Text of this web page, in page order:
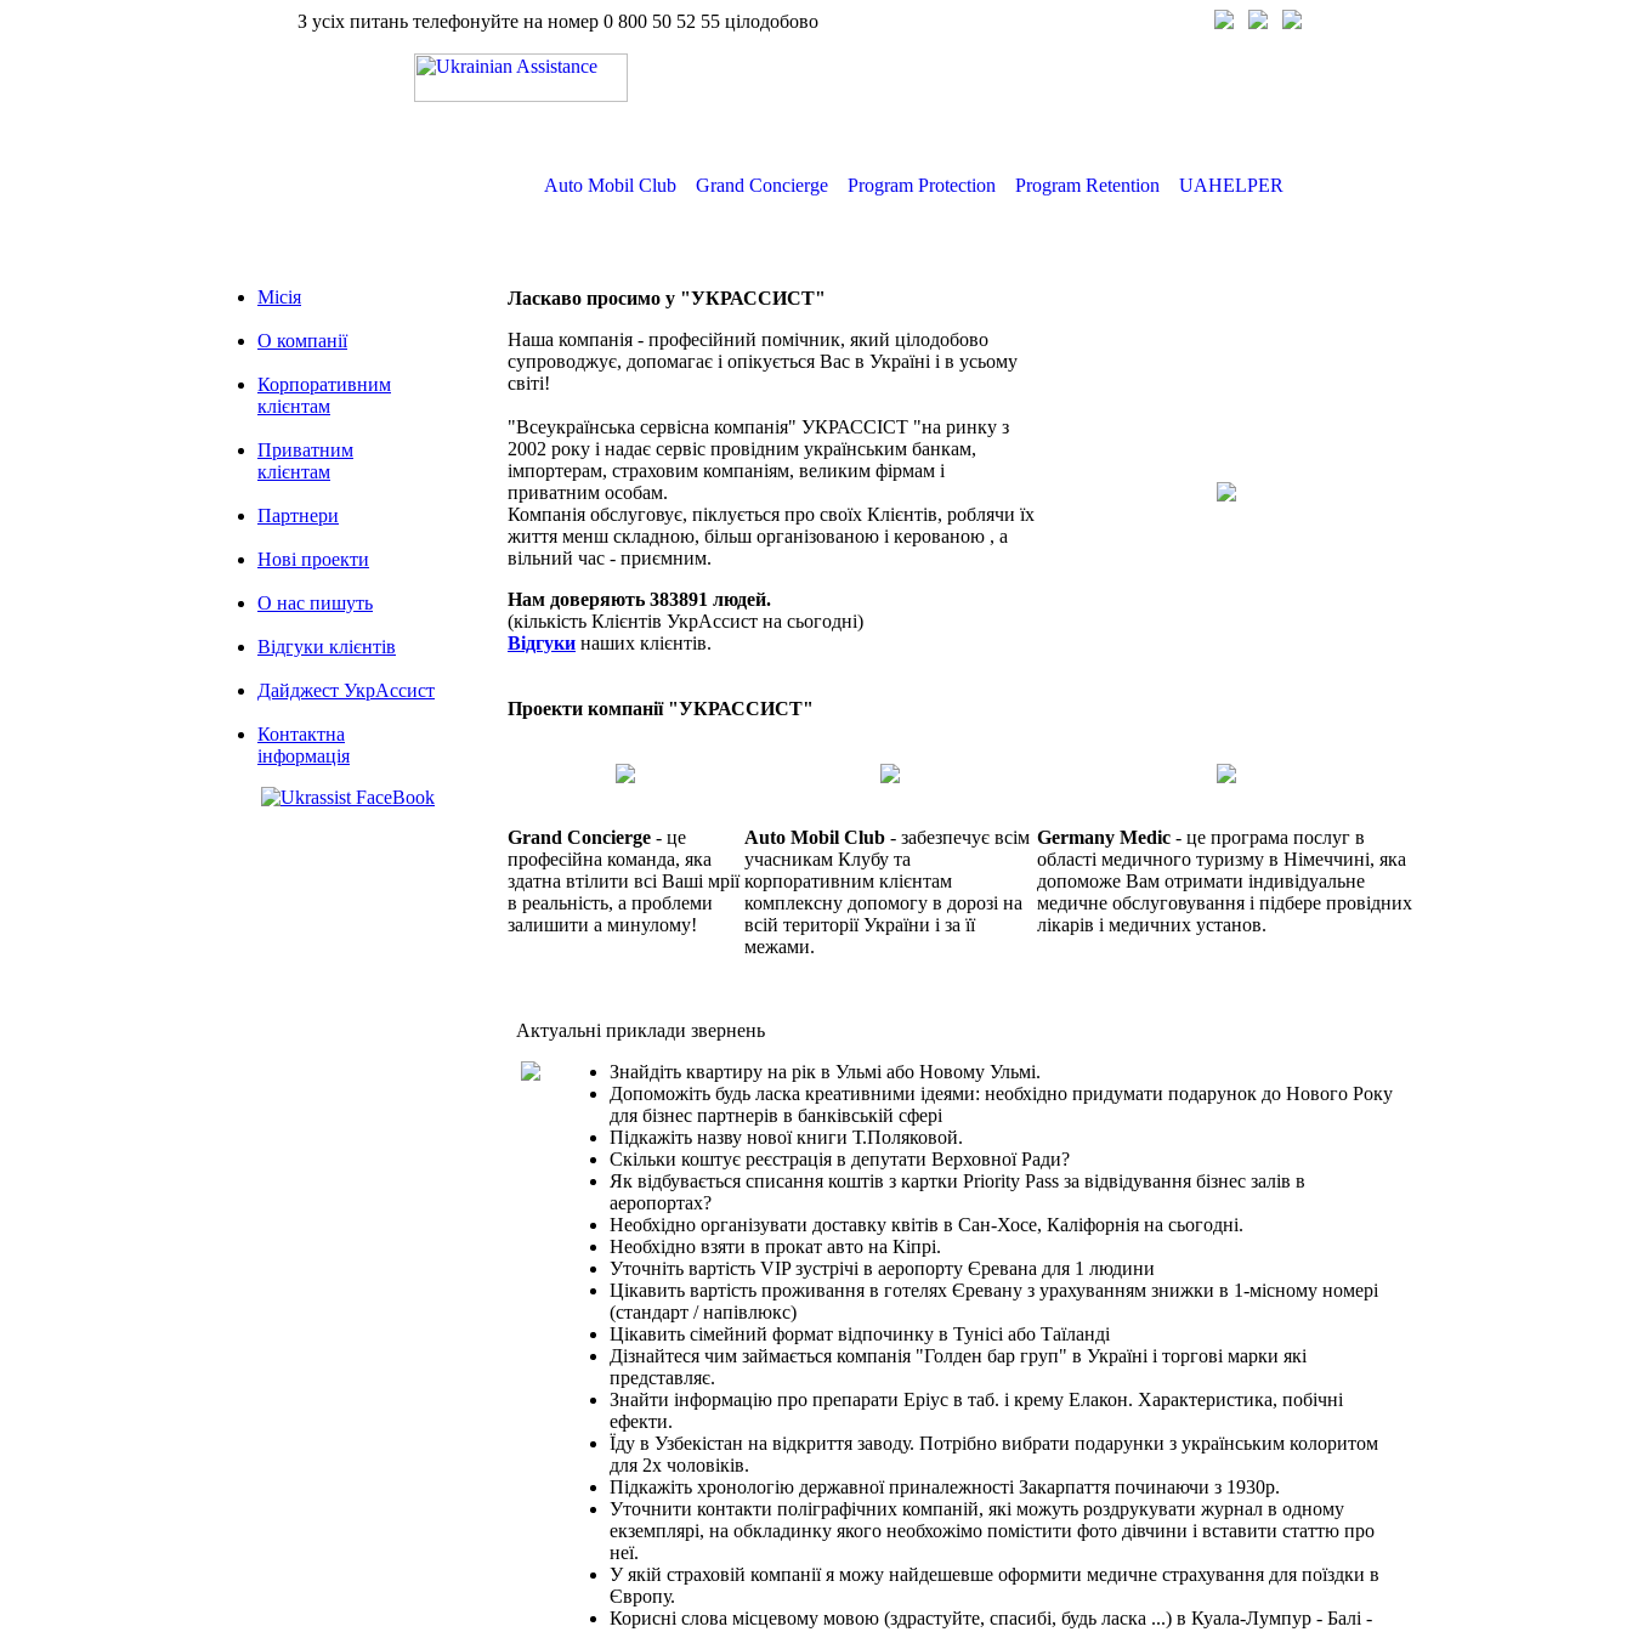
З усіх питань телефонуйте на номер 0 800 50 52 55цілодобово
Auto Mobil Club Grand Concierge Program Protection Program Retention UAHELPER
Місія
О компанії
Корпоративним
клієнтам
Приватним
клієнтам
Партнери
Нові проекти
О нас пишуть
Відгуки клієнтів
Дайджест УкрАссист
Контактна
інформація
Ласкаво просимо у "УКРАССИСТ"
Наша компанія - професійний помічник, який цілодобово
супроводжує, допомагає і опікується Вас в Україні і в усьому
світі!
"Всеукраїнська сервісна компанія" УКРАССІСТ "на ринку з
2002 року і надає сервіс провідним українським банкам,
імпортерам, страховим компаніям, великим фірмам і
приватним особам.
Компанія обслуговує, піклується про своїх Клієнтів, роблячи їх
життя менш складною, більш організованою і керованою , а
вільний час - приємним.
Нам доверяють 383891 людей.
(кількість Клієнтів УкрАссист на сьогодні)
Відгуки наших клієнтів.
Проекти компанії "УКРАССИСТ"
Grand Concierge - це
професійна команда, яка
здатна втілити всі Ваші мрії
в реальність, а проблеми
залишити а минулому!
Auto Mobil Club - забезпечує всім
учасникам Клубу та
корпоративним клієнтам
комплексну допомогу в дорозі на
всій території України і за її
межами.
Germany Medic - це програма послуг в
області медичного туризму в Німеччині, яка
допоможе Вам отримати індивідуальне
медичне обслуговування і підбере провідних
лікарів і медичних установ.
Актуальні приклади звернень
Знайдіть квартиру на рік в Ульмі або Новому Ульмі.
Допоможіть будь ласка креативними ідеями: необхідно придумати подарунок до Нового Року
для бізнес партнерів в банківській сфері
Підкажіть назву нової книги Т.Поляковой.
Скільки коштує реєстрація в депутати Верховної Ради?
Як відбувається списання коштів з картки Priority Pass за відвідування бізнес залів в
аеропортах?
Необхідно організувати доставку квітів в Сан-Хосе, Каліфорнія на сьогодні.
Необхідно взяти в прокат авто на Кіпрі.
Уточніть вартість VIP зустрічі в аеропорту Єревана для 1 людини
Цікавить вартість проживання в готелях Єревану з урахуванням знижки в 1-місному номері
(стандарт / напівлюкс)
Цікавить сімейний формат відпочинку в Тунісі або Таїланді
Дізнайтеся чим займається компанія "Голден бар груп" в Україні і торгові марки які
представляє.
Знайти інформацію про препарати Еріус в таб. і крему Елакон. Характеристика, побічні
ефекти.
Їду в Узбекістан на відкриття заводу. Потрібно вибрати подарунки з українським колоритом
для 2х чоловіків.
Підкажіть хронологію державної приналежності Закарпаття починаючи з 1930р.
Уточнити контакти поліграфічних компаній, які можуть роздрукувати журнал в одному
екземплярі, на обкладинку якого необхожімо помістити фото дівчини і вставити статтю про
неї.
У якій страховій компанії я можу найдешевше оформити медичне страхування для поїздки в
Європу.
Корисні слова місцевому мовою (здрастуйте, спасибі, будь ласка ...) в Куала-Лумпур - Балі -